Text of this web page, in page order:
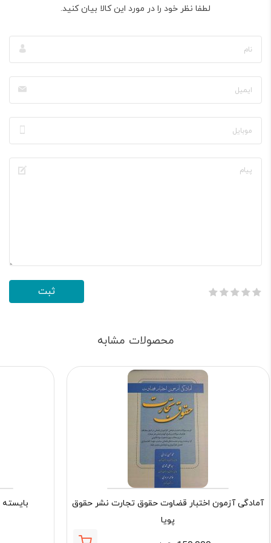
لطفا نظر خود را در مورد این کالا بیان کنید.
محصولات مشابه
آمادگی آزمون اختبار قضاوت حقوق تجارت نشر حقوق
پویا